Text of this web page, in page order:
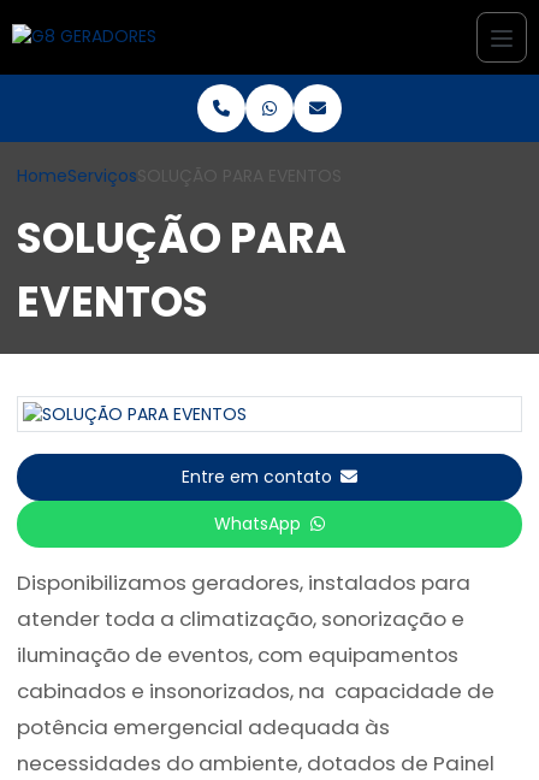
HomeServiços SOLUÇÃO PARA EVENTOS
SOLUÇÃO PARA
EVENTOS
Entre em contato
WhatsApp
Disponibilizamos geradores, instalados para
atender toda a climatização, sonorização e
iluminação de eventos, com equipamentos
cabinados e insonorizados, na capacidade de
potência emergencial adequada às
necessidades do ambiente, dotados de Painel